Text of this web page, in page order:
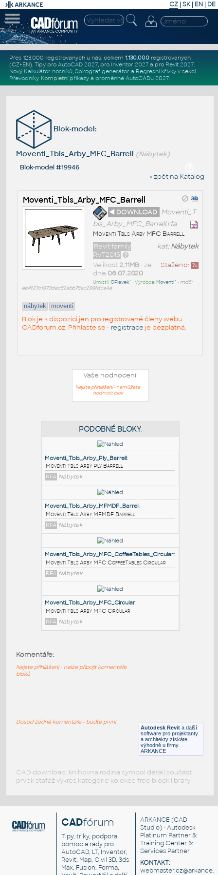
CZ | SK| EN | DE
Přes 123.000 registrovaných u nás, celkem 1.130.000registrovaných
(CZ+EN). Tipy pro AutoCAD 2027, pro Inventor 2027a pro Revit 2027.
Nový Kalkulátor nosníků, Spirograf generátor a Regresní křivkyv sekci
Převodníky. Kompletní příkazya proměnné AutoCADu 2027.
Blok-model:
Moventi_Tbls_Arby_MFC_Barrell (Nábytek)
Blok-model #19946
« zpět na Katalog
Moventi_Tbls_Arby_MFC_Barrell
◄ DOWNLOAD Moventi_T
bls_Arby_MFC_Barrell.rfa
Moventi Tbls Arby MFC Barrell
kat:Nábytek
Revit family
RVT2015
Staženo: 7x
Velikost 2,11MB• ze
dne 06.07.2020
Umístil:OPlavek^ • Výrobce: Moventi^ • md5:
eb4f27c1970dec82abb78ac299fdce4a
nábytek moventi
Blok je k dispozici jen pro registrované členy webu
CADforum.cz. Přihlaste se - registrace je bezplatná.
Vaše hodnocení:
Nejste přihlášeni - nemůžete
hodnotit blok
PODOBNÉ BLOKY
Moventi_Tbls_Arby_Ply_Barrell
Moventi Tbls Arby Ply Barrell
RFA Nábytek
Moventi_Tbls_Arby_MFMDF_Barrell:
Moventi Tbls Arby MFMDF Barrell
RFA Nábytek
Moventi_Tbls_Arby_MFC_CoffeeTables_Circular
Moventi Tbls Arby MFC Circular
Autodesk Revit a další
software pro projektanty
a architekty získáte
výhodně u firmy
ARKANCE
Komentáře:
Nejste přihlášeni - nelze připojit komentáře
bloků
Dosud žádné komentáře - buďte první
CAD download: knihovna rodina symbol detail součást
prvek stafáž výkres kategorie kolekce free block library
CADfórum
Tipy, triky, podpora,
pomoc a rady pro
AutoCAD, LT, Inventor,
Revit, Map, Civil 3D, 3ds
Max, Fusion, Forma,
ARKANCE (CAD
Studio) - Autodesk
Platinum Partner &
Training Center &
Services Partner
KONTAKT: